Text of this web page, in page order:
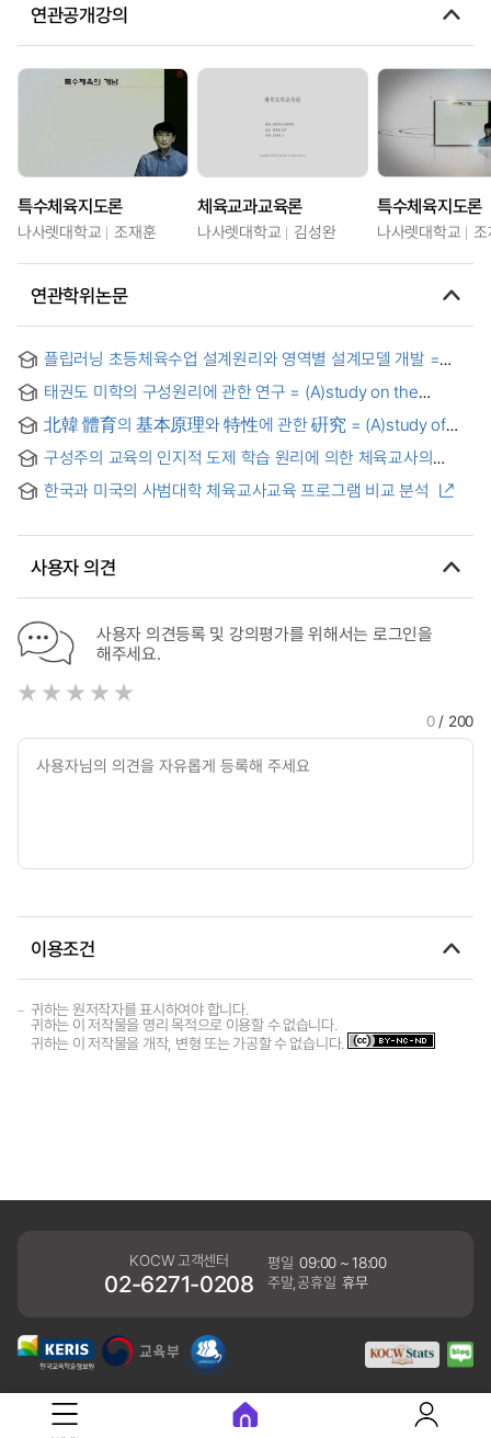
연관공개강의
특수체육지도론
나사렛대학교 조재훈
체육교과교육론
나사렛대학교 김성완
특수체육지도론
나사렛대학교
연관학위논문
플립러닝 초등체육수업 설계원리와 영역별 설계모델 개발 =
Development of Design Principles and Design Models for
Flipped Learning Elementary School Physical Education
태권도 미학의 구성원리에 관한 연구 = (A)study on the
constitutional principles of the taekwondo aesthetics
北韓 體育의 基本原理와 特性에 관한 硏究 = (A)study of
the basic principles and characteristics of physical
education in North Korea
구성주의 교육의 인지적 도제 학습 원리에 의한 체육교사의
교수-학습방법에 대한 연구
한국과 미국의 사범대학 체육교사교육 프로그램 비교 분석
사용자 의견
사용자 의견등록 및 강의평가를 위해서는 로그인을
해주세요.
0/ 200
이용조건
귀하는 원저작자를 표시하여야 합니다.
귀하는 이 저작물을 영리 목적으로 이용할 수 없습니다.
귀하는 이 저작물을 개작, 변형 또는 가공할 수 없습니다.
KOCW 고객센터
02-6271-0208
평일 09:00 ~ 18:00
주말,공휴일 휴무
개인정보처리방침